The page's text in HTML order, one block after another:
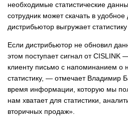
необходимые статистические
сотрудник может скачать в
дистрибьютор выгружает
Если дистрибьютор не обновил
этом поступает сигнал от
клиенту письмо с напоминанием о
статистику, — отмечает
время информации, которую мы
нам хватает для статистики,
вторичных продаж».